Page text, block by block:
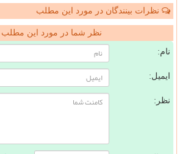
نظرات بینندگان در مورد این مطلب
نظر شما در مورد این مطلب
نام:
ایمیل:
نظر: